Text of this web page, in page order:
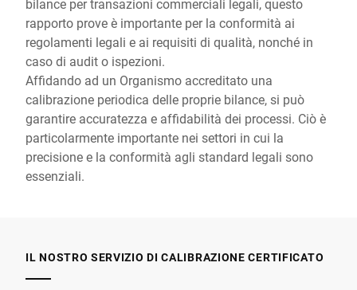
bilance per transazioni commerciali legali, questo
rapporto prove è importante per la conformità ai
regolamenti legali e ai requisiti di qualità, nonché in
caso di audit o ispezioni.
Affidando ad un Organismo accreditato una
calibrazione periodica delle proprie bilance, si può
garantire accuratezza e affidabilità dei processi. Ciò è
particolarmente importante nei settori in cui la
precisione e la conformità agli standard legali sono
essenziali.
IL NOSTRO SERVIZIO DI CALIBRAZIONE CERTIFICATO